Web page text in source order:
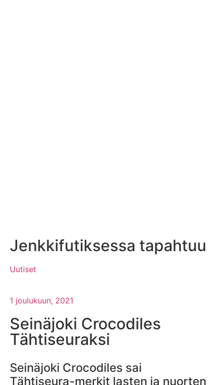
Jenkkifutiksessa tapahtuu
Uutiset
1 joulukuun, 2021
Seinäjoki Crocodiles
Tähtiseuraksi
Seinäjoki Crocodiles sai
Tähtiseura-merkit lasten ja nuorten